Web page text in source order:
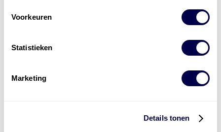
Voorkeuren
Statistieken
Marketing
Details tonen